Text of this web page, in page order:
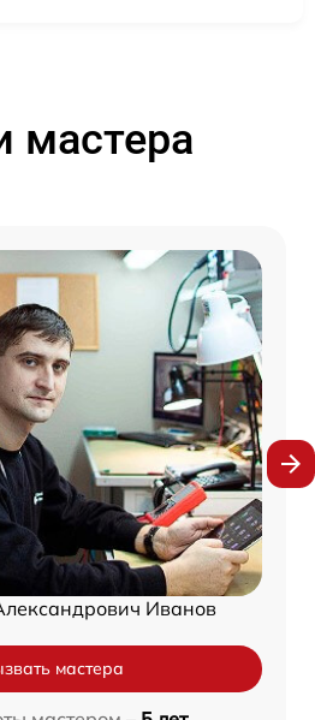
мастера
Иванов
мастера